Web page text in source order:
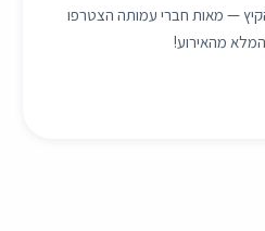
— מאות חברי עמותה הצטרפו
המלא מהאירוע!